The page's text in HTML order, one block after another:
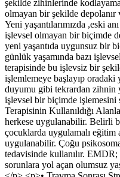
şekilde zihinlerinde
olmayan bir şekilde
Yeni yaşantılarımızda ,eski
işlevsel olmayan bir biçimde
yeni yaşantıda uygunsuz bir
günlük yaşamında bazı
terapisinde bu işlevsiz bir
işlemlemeye başlayıp oradaki
duyumu gibi tekrardan zihnin
işlevsel bir biçimde
Terapisinin Kullanıldığı
herkese uygulanabilir. Belirli
çocuklarda uygulamalı eğitim
uygulanabilir. Çoğu
tedavisinde kullanılır.
sorunlara yol açan olumsuz